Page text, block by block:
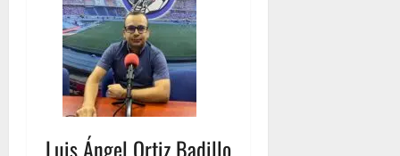
Luis Ángel Ortiz Badillo